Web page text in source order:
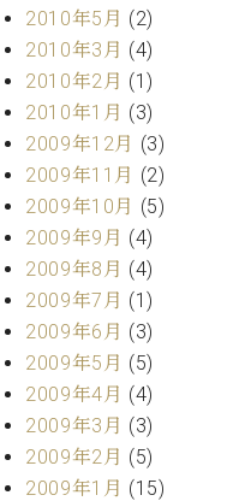
2010年5月 (2)
2010年3月 (4)
2010年2月 (1)
2010年1月 (3)
2009年12月 (3)
2009年11月 (2)
2009年10月 (5)
2009年9月 (4)
2009年8月 (4)
2009年7月 (1)
2009年6月 (3)
2009年5月 (5)
2009年4月 (4)
2009年3月 (3)
2009年2月 (5)
2009年1月 (15)